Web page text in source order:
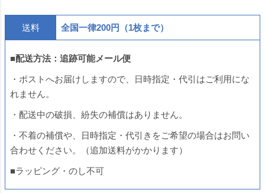
送料 全国一律200円（1枚まで）
■配送方法：追跡可能メール便
・ポストへお届けしますので、日時指定・代引はご利用にな
れません。
・配送中の破損、紛失の補償はありません。
・不着の補償や、日時指定・代引きをご希望の場合はお問い
合わせください。（追加送料がかかります）
■ラッピング・のし不可